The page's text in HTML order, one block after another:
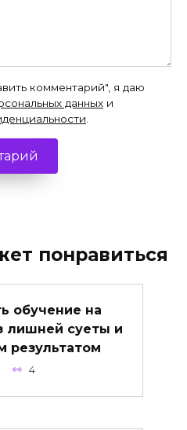
комментарий", я даю
данных и
понравиться
обучение на
лишней суеты и
результатом
4